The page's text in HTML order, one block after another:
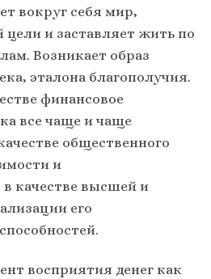
вокруг себя мир,
цели и заставляет жить по
Возникает образ
эталона благополучия.
финансовое
все чаще и чаще
общественного
и
качестве высшей и
его
восприятия денег как